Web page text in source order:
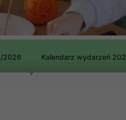
2026 Kalendarz wydarzeń